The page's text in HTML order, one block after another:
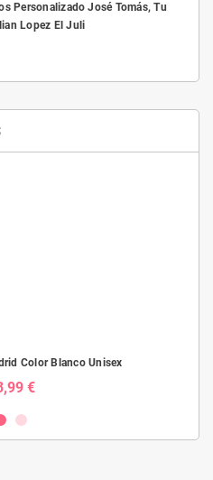
Personalizado José Tomás, Tu
Lopez El Juli
Color Blanco Unisex
€